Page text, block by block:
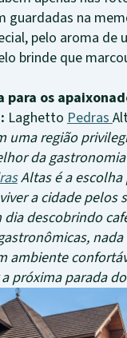
guardadas na
pelo aroma de
brinde que
para os
Laghetto Pedras
uma região
da
Altas é a escolha
a cidade pelos
dia descobrindo
ambiente
próxima parada